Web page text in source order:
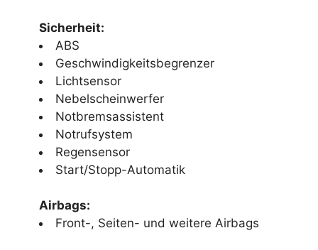
Sicherheit:
ABS
Geschwindigkeitsbegrenzer
Lichtsensor
Nebelscheinwerfer
Notbremsassistent
Notrufsystem
Regensensor
Start/Stopp-Automatik
Airbags:
Front-, Seiten- und weitere Airbags